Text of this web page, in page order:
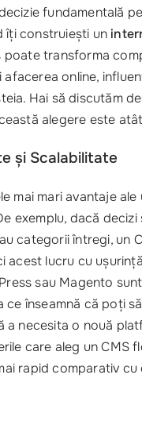
fundamentală
îți construiești un
poate transforma
afacerea online,
Hai să discutăm
alegere este
și Scalabilitate
mai mari avantaje ale
exemplu, dacă decizi
categorii întregi, un
acest lucru cu
sau Magento
ce înseamnă că poți
a necesita o nouă
care aleg un CMS
rapid comparativ cu